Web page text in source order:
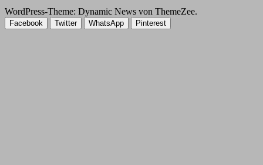
WordPress-Theme: Dynamic News von ThemeZee.
Facebook Twitter WhatsApp Pinterest